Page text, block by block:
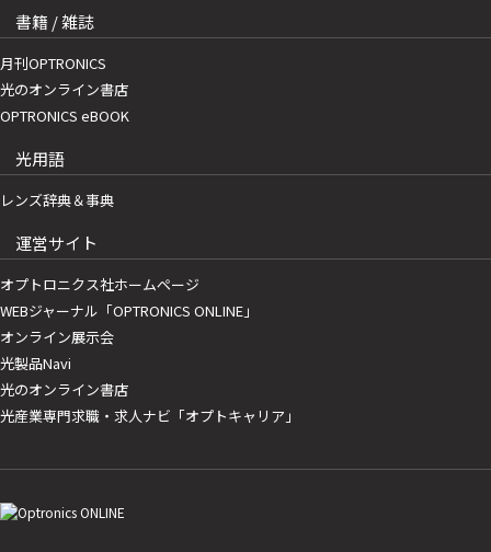
書籍 / 雑誌
月刊OPTRONICS
光のオンライン書店
OPTRONICS eBOOK
光用語
レンズ辞典＆事典
運営サイト
オプトロニクス社ホームページ
WEBジャーナル「OPTRONICS ONLINE」
オンライン展示会
光製品Navi
光のオンライン書店
光産業専門求職・求人ナビ「オプトキャリア」